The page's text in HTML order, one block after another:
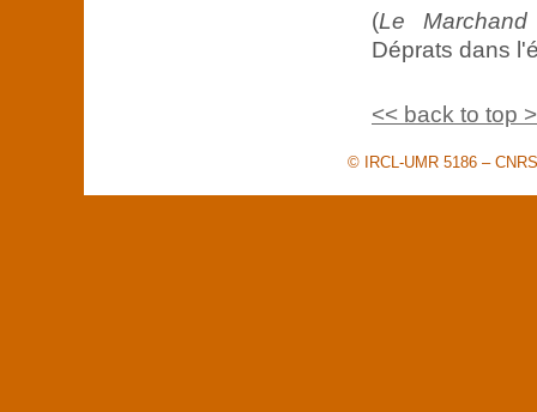
(Le
Déprats dans
<< back to top
© IRCL-UMR 5186 –